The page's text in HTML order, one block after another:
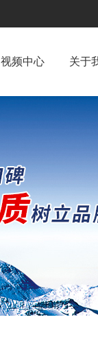
视频中心 关于